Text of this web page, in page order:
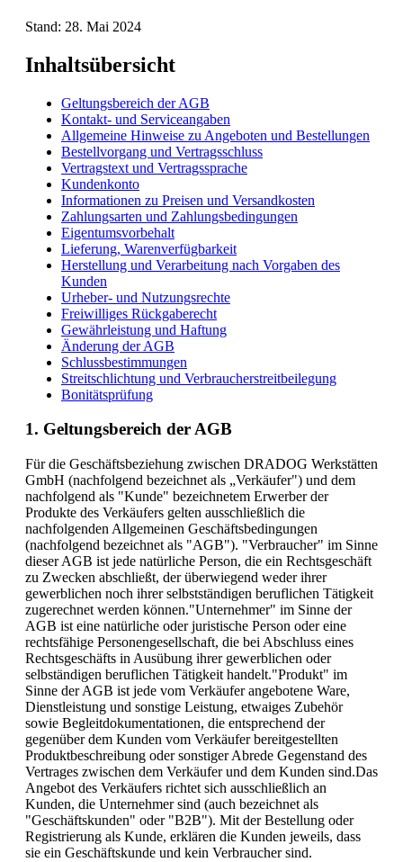
Stand: 28. Mai 2024
Inhaltsübersicht
Geltungsbereich der AGB
Kontakt- und Serviceangaben
Allgemeine Hinweise zu Angeboten und Bestellungen
Bestellvorgang und Vertragsschluss
Vertragstext und Vertragssprache
Kundenkonto
Informationen zu Preisen und Versandkosten
Zahlungsarten und Zahlungsbedingungen
Eigentumsvorbehalt
Lieferung, Warenverfügbarkeit
Herstellung und Verarbeitung nach Vorgaben des
Kunden
Urheber- und Nutzungsrechte
Freiwilliges Rückgaberecht
Gewährleistung und Haftung
Änderung der AGB
Schlussbestimmungen
Streitschlichtung und Verbraucherstreitbeilegung
Bonitätsprüfung
1. Geltungsbereich der AGB
Für die Geschäftsbeziehung zwischen DRADOG Werkstätten
GmbH (nachfolgend bezeichnet als „Verkäufer") und dem
nachfolgend als "Kunde" bezeichnetem Erwerber der
Produkte des Verkäufers gelten ausschließlich die
nachfolgenden Allgemeinen Geschäftsbedingungen
(nachfolgend bezeichnet als "AGB"). "Verbraucher" im Sinne
dieser AGB ist jede natürliche Person, die ein Rechtsgeschäft
zu Zwecken abschließt, der überwiegend weder ihrer
gewerblichen noch ihrer selbstständigen beruflichen Tätigkeit
zugerechnet werden können."Unternehmer" im Sinne der
AGB ist eine natürliche oder juristische Person oder eine
rechtsfähige Personengesellschaft, die bei Abschluss eines
Rechtsgeschäfts in Ausübung ihrer gewerblichen oder
selbständigen beruflichen Tätigkeit handelt."Produkt" im
Sinne der AGB ist jede vom Verkäufer angebotene Ware,
Dienstleistung und sonstige Leistung, etwaiges Zubehör
sowie Begleitdokumentationen, die entsprechend der
gegenüber dem Kunden vom Verkäufer bereitgestellten
Produktbeschreibung oder sonstiger Abrede Gegenstand des
Vertrages zwischen dem Verkäufer und dem Kunden sind.Das
Angebot des Verkäufers richtet sich ausschließlich an
Kunden, die Unternehmer sind (auch bezeichnet als
"Geschäftskunden" oder "B2B"). Mit der Bestellung oder
Registrierung als Kunde, erklären die Kunden jeweils, dass
sie ein Geschäftskunde und kein Verbraucher sind.